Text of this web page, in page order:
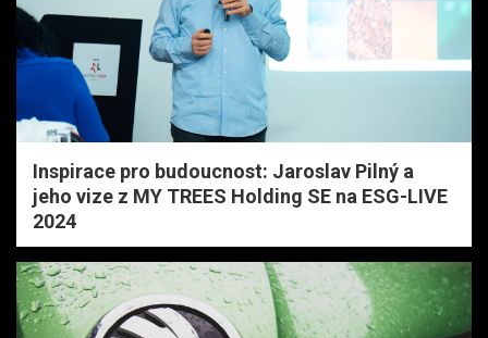
Inspirace pro budoucnost: Jaroslav Pilný a
jeho vize z MY TREES Holding SE na ESG-LIVE
2024